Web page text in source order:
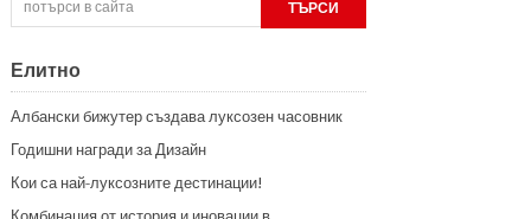
Елитно
Албански бижутер създава луксозен часовник
Годишни награди за Дизайн
Кои са най-луксозните дестинации!